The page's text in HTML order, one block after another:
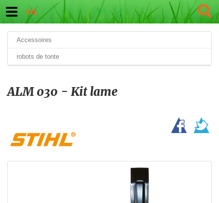
ML
Accessoires
robots de tonte
ALM 030 - Kit lame